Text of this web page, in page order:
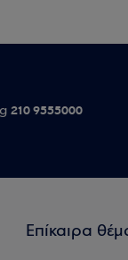
210 9555000
Επίκαιρα